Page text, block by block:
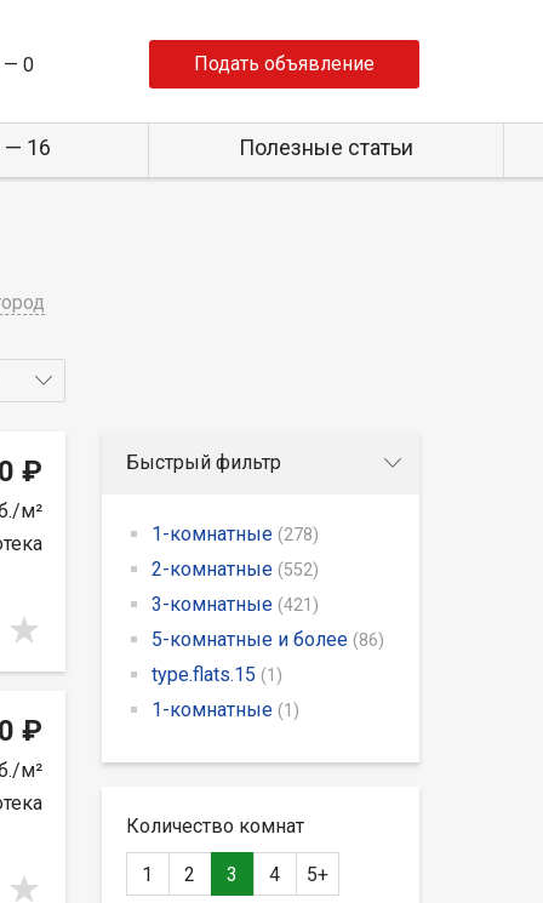
— 0 Подать объявление
— 16 Полезные статьи
₽
м²
₽
м²
Быстрый фильтр
1-комнатные (278)
2-комнатные (552)
3-комнатные (421)
5-комнатные и более (86)
type.flats.15 (1)
1-комнатные (1)
Количество комнат
1 2 3 4 5+